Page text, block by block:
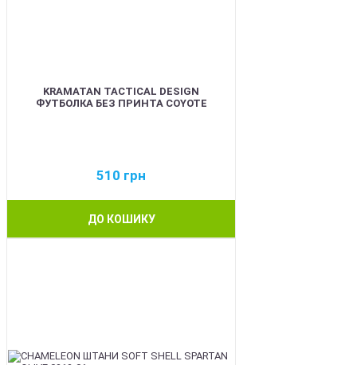
KRAMATAN TACTICAL DESIGN
ФУТБОЛКА БЕЗ ПРИНТА COYOTE
510 грн
ДО КОШИКУ